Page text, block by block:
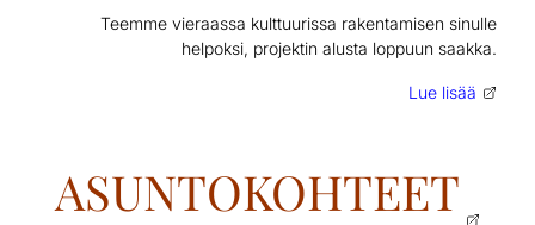
Teemme vieraassa kulttuurissa rakentamisen sinulle
helpoksi, projektin alusta loppuun saakka.
Lue lisää
ASUNTOKOHTEET